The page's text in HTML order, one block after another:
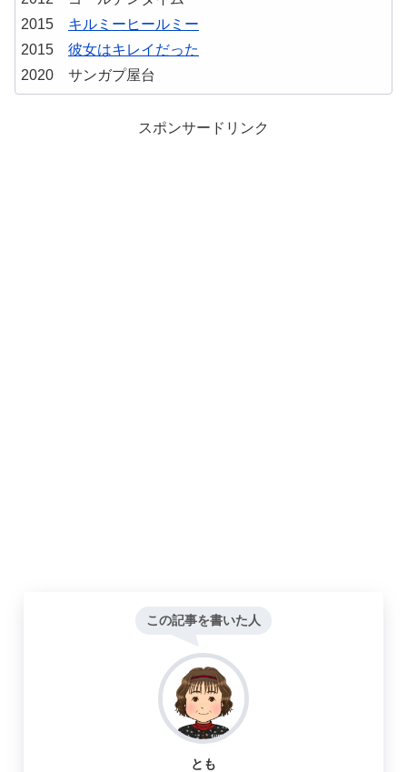
2015 キルミーヒールミー
2015 彼女はキレイだった
2020 サンガプ屋台
スポンサードリンク
この記事を書いた人
とも